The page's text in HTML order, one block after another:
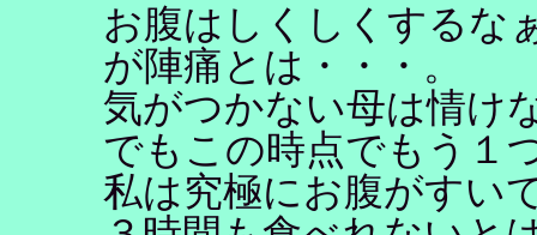
お腹はしくしくするな
が陣痛とは・・・。
気がつかない母は情け
でもこの時点でもう１
私は究極にお腹がすい